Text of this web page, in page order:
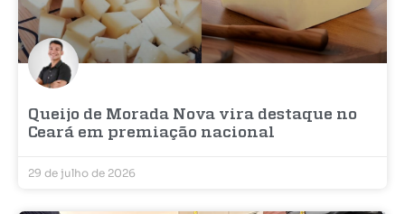
Queijo de Morada Nova vira destaque no
Ceará em premiação nacional
29 de julho de 2026